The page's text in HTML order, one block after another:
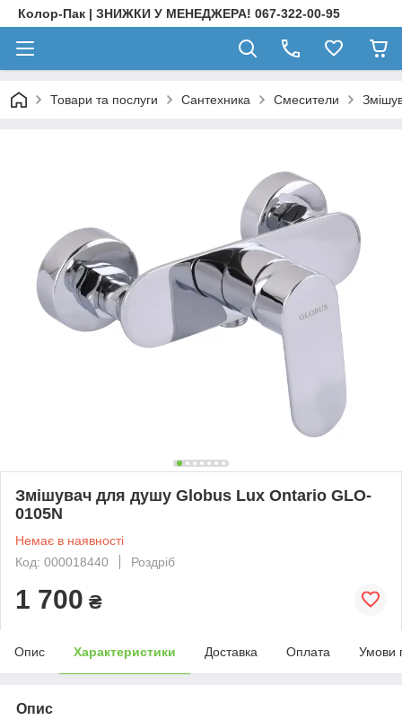
Колор-Пак | ЗНИЖКИ У МЕНЕДЖЕРА! 067-322-00-95
Товари та послуги Сантехника Смесители
Змішувач для душу Globus Lux Ontario GLO-
0105N
Немає в наявності
Код: 000018440
Роздріб
1 700 ₴
Опис Характеристики Доставка Оплата Умови
Опис